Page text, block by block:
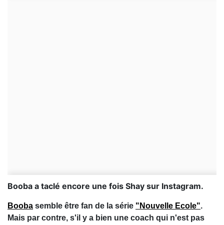
Booba a taclé encore une fois Shay sur Instagram.
Booba semble être fan de la série "Nouvelle Ecole".
Mais par contre, s'il y a bien une coach qui n'est pas